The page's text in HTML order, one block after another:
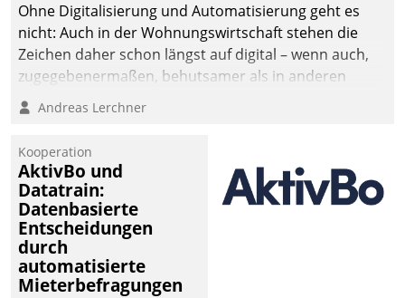
Ohne Digitalisierung und Automatisierung geht es
nicht: Auch in der Wohnungswirtschaft stehen die
Zeichen daher schon längst auf digital – wenn auch,
zugegebenermaßen, behutsamer als in anderen
Branchen.
Andreas Lerchner
Kooperation
AktivBo und
Datatrain:
Datenbasierte
Entscheidungen
durch
automatisierte
Mieterbefragungen